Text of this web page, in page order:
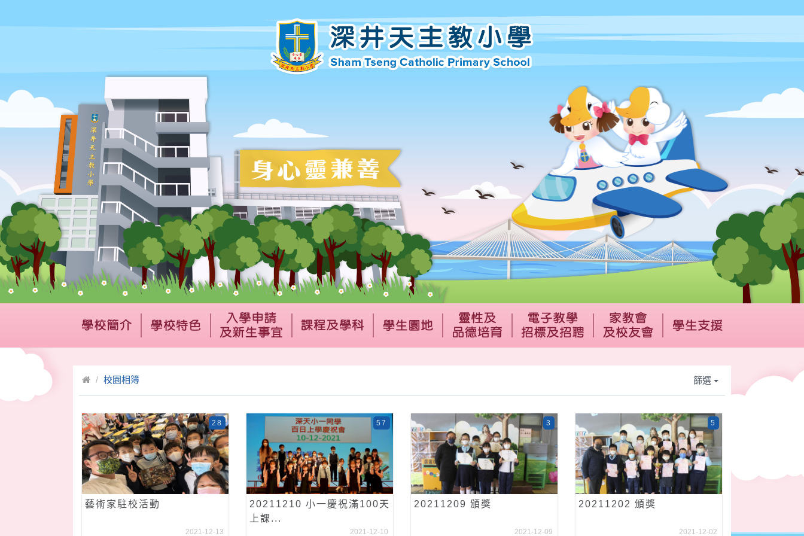
校園相簿 篩選
藝術家駐校活動
28
2021-12-13
20211210 小一慶祝滿100天
上課...
57
2021-12-10
20211209 頒獎
3
2021-12-09
20211202 頒獎
5
2021-12-02